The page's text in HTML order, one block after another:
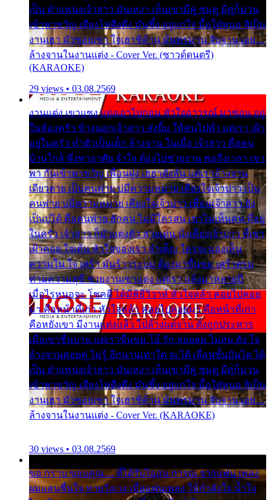
เป็น ตำแหน่งเจ้าสาว มันเหงา เห็นเขามีคู่ ซมดู มีคู่ก็ม่วน
เข้าพาขวัญ เสียงโห่ตึงตึง มันซึ้ง อยู่แก่ใจ มื้อใด๋หนอ สิเป็น
งานเฮา มัวซอยเขา ใจเฮาซิด้าน มันทรมาน จับจาน เอย…
ล้างจานในงานแต่ง - Cover Ver. (ซาวด์ดนตรี)
(KARAOKE)
29 views • 03.08.2569
งานแต่ง เขาแซง แย่งเอาไปก่อน หัวใจอาวรณ์ มาซ่อน อยู่
ในห้องครัว ข้างนอกเจ้าสาว ส่งยิ้ม ให้คนไปทั่ว แต่เรา เฝ้า
อยู่ในครัว ทำตัวเป็นเด็ก ล้างจาน ในเมื่อ เจ้าสาว คือคน
บ้านใกล้ พึ่งพาอาศัย จำใจ ต้องไปช่วยงาน พอถึงเวลา เขา
พา กันเข้าพาขวัญ เพื่อนฝูง เฮฮาดังลั่น แต่เราล้างจาน
เดียวดาย เป็นคนพ่าย บ่มีความหมาย เคียงใจเจ้าบ่าว เป็น
คนพ่าย บ่มีความหมาย เคียงใจเจ้าบ่าว เพื่อนเจ้าสาว ยัง
เป็นบ่ได้ คือคนพ่าย ฮักคน ไม่มีใครสน เขาไม่เห็นคน ที่อยู่
ในครัว เจ้าสาว ก็มัวแต่งตัว สวยเด่น นั่งเคียงเจ้าบ่าว ที่เขา
เฝ้าคอย ใจเต้น หัวใจของเรา ลำเค็ญ ใครจะมองเห็น
ความใน ใจ เศร้า มันร้าวระบม ต้องมาขื่นขม เศร้าตรม
ท่ามความสุขี ช่วยงานเขาแต่ง แต่เรา แล้งมาหลายปี
เมื่อไรหนอจะ โชคดี ได้มีพิธีวิวาห์ หัวใจหล้า คอยไปคอย
มา คือหน้าที่เก่า หัวใจหล้า คอยไปคอยมา คือหน้าที่เก่า
คือหยังเขา มีงานแต่งแล้ว ไปล้างแต่จาน ดั่งถูกประหาร
เมื่อเขาชื่นบาน แต่เราขื่นขม โอ้ รัก ลอยลม ไม่สม ดัง ใจ
ล้างจานคอยคู่ ไม่รู้ อีกนานเท่าใด จะได้ เลื่อนขั้นบันได ได้
เป็น ตำแหน่งเจ้าสาว มันเหงา เห็นเขามีคู่ ซมดู มีคู่ก็ม่วน
เข้าพาขวัญ เสียงโห่ตึงตึง มันซึ้ง อยู่แก่ใจ มื้อใด๋หนอ สิเป็น
งานเฮา มัวซอยเขา ใจเฮาซิด้าน มันทรมาน จับจาน เอย…
ล้างจานในงานแต่ง - Cover Ver. (KARAOKE)
30 views • 03.08.2569
ขอ กราบ ขอบคุณ.... ที่ได้รับไออุ่น การุณ จากแฟน เพลง
ผมแสนชื่นใจ หายวังเวง เมื่อแฟนเพลง ให้กำลังใจ น้ำใจ